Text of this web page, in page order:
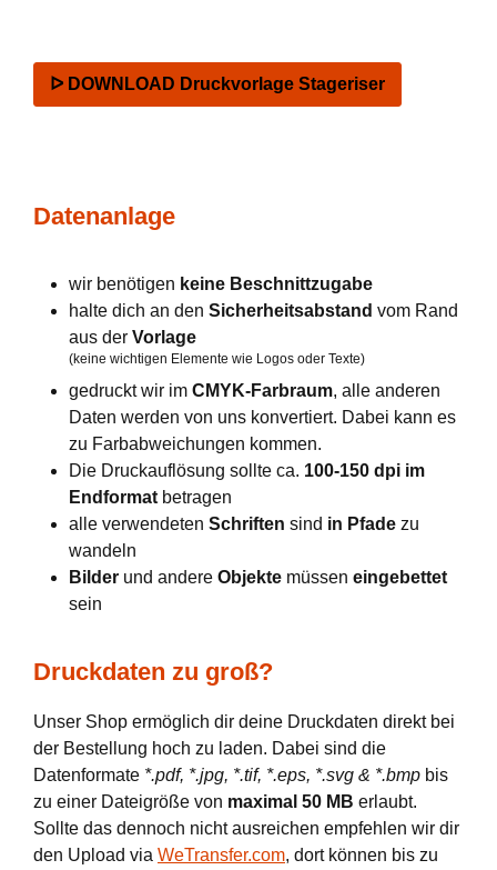
ᐅ DOWNLOAD Druckvorlage Stageriser
Datenanlage
wir benötigen keine Beschnittzugabe
halte dich an den Sicherheitsabstand vom Rand
aus der Vorlage
(keine wichtigen Elemente wie Logos oder Texte)
gedruckt wir im CMYK-Farbraum, alle anderen
Daten werden von uns konvertiert. Dabei kann es
zu Farbabweichungen kommen.
Die Druckauflösung sollte ca. 100-150 dpi im
Endformat betragen
alle verwendeten Schriften sind in Pfade zu
wandeln
Bilder und andere Objekte müssen eingebettet
sein
Druckdaten zu groß?
Unser Shop ermöglich dir deine Druckdaten direkt bei
der Bestellung hoch zu laden. Dabei sind die
Datenformate *.pdf, *.jpg, *.tif, *.eps, *.svg & *.bmp bis
zu einer Dateigröße von maximal 50 MB erlaubt.
Sollte das dennoch nicht ausreichen empfehlen wir dir
den Upload via WeTransfer.com, dort können bis zu